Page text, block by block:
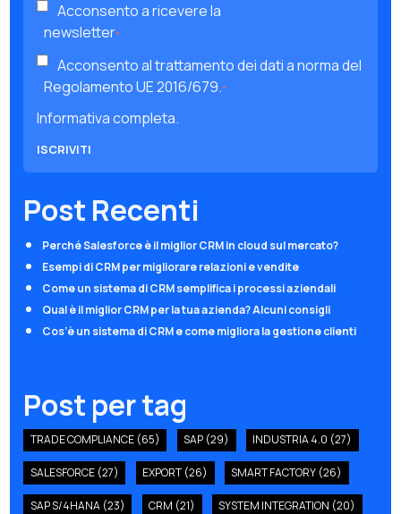
Acconsento a ricevere la
newsletter*
Acconsento al trattamento dei dati a norma del
Regolamento UE 2016/679.*
Informativa completa.
Post Recenti
Perché Salesforce è il miglior CRM in cloud sul mercato?
Esempi di CRM per migliorare relazioni e vendite
Come un sistema di CRM semplifica i processi aziendali
Qual è il miglior CRM per la tua azienda? Alcuni consigli
Cos’è un sistema di CRM e come migliora la gestione clienti
Post per tag
TRADE COMPLIANCE (65) SAP (29) INDUSTRIA 4.0 (27)
SALESFORCE (27) EXPORT (26) SMART FACTORY (26)
SAP S/4HANA (23) CRM (21) SYSTEM INTEGRATION (20)